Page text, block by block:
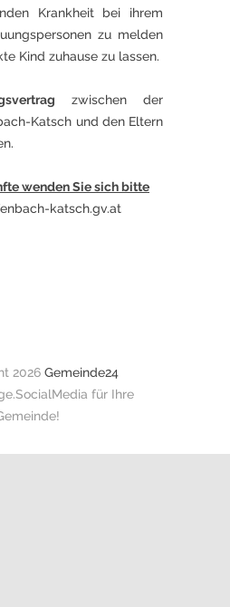
Krankheit bei ihrem
zu melden
Kind zuhause zu lassen.
zwischen der
Katsch und den Eltern
wenden Sie sich bitte
katsch.gv.at
2026 Gemeinde24
für Ihre